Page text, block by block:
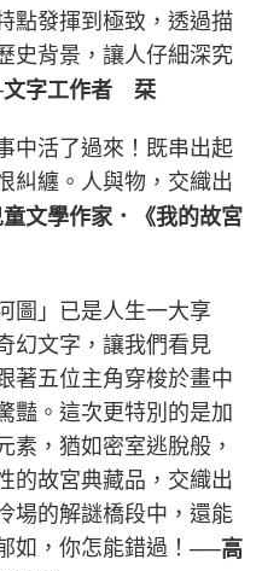
點發揮到極致，透過描
史背景，讓人仔細深究
字工作者 栞
中活了過來！既串出起
糾纏。人與物，交織出
文學作家．《我的故宮
圖」已是人生一大享
幻文字，讓我們看見
著五位主角穿梭於畫中
豔。這次更特別的是加
素，猶如密室逃脫般，
的故宮典藏品，交織出
場的解謎橋段中，還能
如，你怎能錯過！ ──高